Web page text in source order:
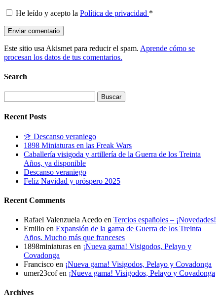
He leído y acepto la Política de privacidad *
Este sitio usa Akismet para reducir el spam. Aprende cómo se
procesan los datos de tus comentarios.
Search
Recent Posts
🌞 Descanso veraniego
1898 Miniaturas en las Freak Wars
Caballería visigoda y artillería de la Guerra de los Treinta
Años, ya disponible
Descanso veraniego
Feliz Navidad y próspero 2025
Recent Comments
Rafael Valenzuela Acedo en Tercios españoles – ¡Novedades!
Emilio en Expansión de la gama de Guerra de los Treinta
Años. Mucho más que franceses
1898miniaturas en ¡Nueva gama! Visigodos, Pelayo y
Covadonga
Francisco en ¡Nueva gama! Visigodos, Pelayo y Covadonga
umer23cofen ¡Nueva gama! Visigodos, Pelayo y Covadonga
Archives